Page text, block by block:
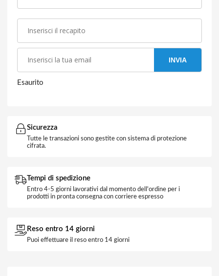
INVIA
Esaurito
Sicurezza
Tutte le transazioni sono gestite con sistema di protezione
cifrata.
Tempi di spedizione
Entro 4-5 giorni lavorativi dal momento dell'ordine per i
prodotti in pronta consegna con corriere espresso
Reso entro 14 giorni
Puoi effettuare il reso entro 14 giorni